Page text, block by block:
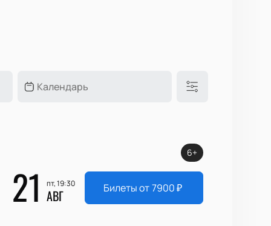
21 пт, 19:30
АВГ
6+
Билеты от 7900₽